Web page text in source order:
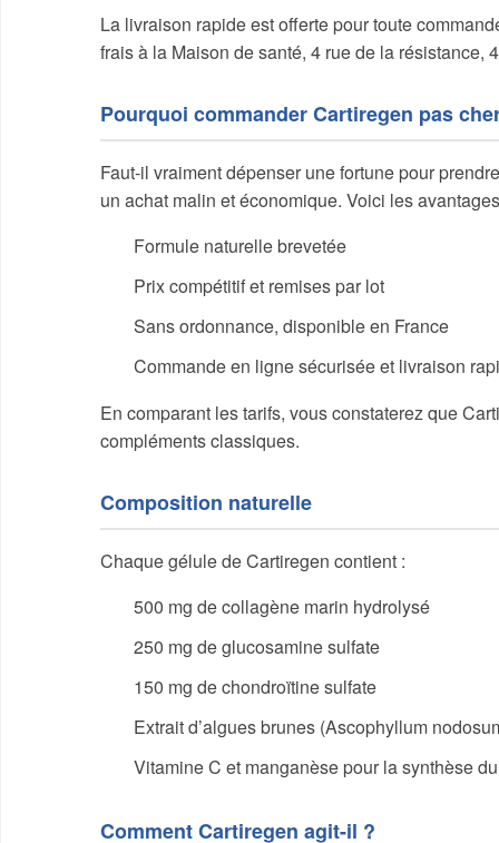
La livraison rapide est offerte pour toute
frais à la Maison de santé, 4 rue de la résistance,
Pourquoi commander Cartiregen pas
Faut-il vraiment dépenser une fortune pour
un achat malin et économique. Voici les
Formule naturelle brevetée
Prix compétitif et remises par lot
Sans ordonnance, disponible en France
Commande en ligne sécurisée et livraison
En comparant les tarifs, vous constaterez que
compléments classiques.
Composition naturelle
Chaque gélule de Cartiregen contient :
500 mg de collagène marin hydrolysé
250 mg de glucosamine sulfate
150 mg de chondroïtine sulfate
Extrait d’algues brunes (Ascophyllum
Vitamine C et manganèse pour la synthèse
Comment Cartiregen agit-il ?